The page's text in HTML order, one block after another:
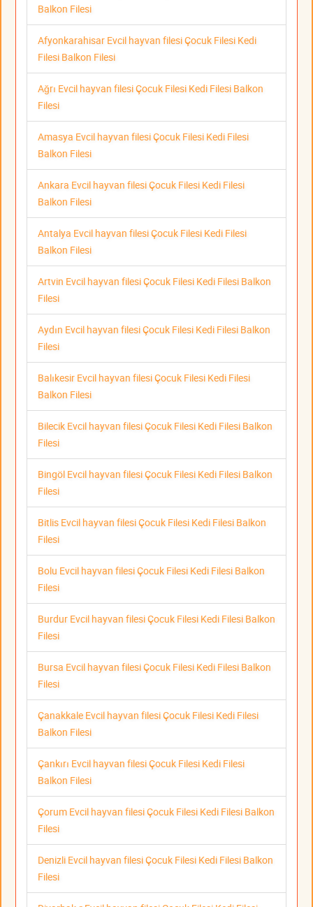
Balkon Filesi
Afyonkarahisar Evcil hayvan filesi Çocuk Filesi Kedi
Filesi Balkon Filesi
Ağrı Evcil hayvan filesi Çocuk Filesi Kedi Filesi Balkon
Filesi
Amasya Evcil hayvan filesi Çocuk Filesi Kedi Filesi
Balkon Filesi
Ankara Evcil hayvan filesi Çocuk Filesi Kedi Filesi
Balkon Filesi
Antalya Evcil hayvan filesi Çocuk Filesi Kedi Filesi
Balkon Filesi
Artvin Evcil hayvan filesi Çocuk Filesi Kedi Filesi Balkon
Filesi
Aydın Evcil hayvan filesi Çocuk Filesi Kedi Filesi Balkon
Filesi
Balıkesir Evcil hayvan filesi Çocuk Filesi Kedi Filesi
Balkon Filesi
Bilecik Evcil hayvan filesi Çocuk Filesi Kedi Filesi Balkon
Filesi
Bingöl Evcil hayvan filesi Çocuk Filesi Kedi Filesi Balkon
Filesi
Bitlis Evcil hayvan filesi Çocuk Filesi Kedi Filesi Balkon
Filesi
Bolu Evcil hayvan filesi Çocuk Filesi Kedi Filesi Balkon
Filesi
Burdur Evcil hayvan filesi Çocuk Filesi Kedi Filesi Balkon
Filesi
Bursa Evcil hayvan filesi Çocuk Filesi Kedi Filesi Balkon
Filesi
Çanakkale Evcil hayvan filesi Çocuk Filesi Kedi Filesi
Balkon Filesi
Çankırı Evcil hayvan filesi Çocuk Filesi Kedi Filesi
Balkon Filesi
Çorum Evcil hayvan filesi Çocuk Filesi Kedi Filesi Balkon
Filesi
Denizli Evcil hayvan filesi Çocuk Filesi Kedi Filesi Balkon
Filesi